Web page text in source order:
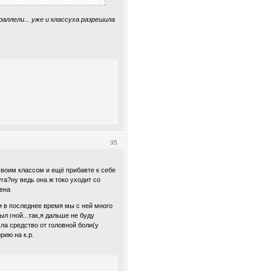
уже и классуха разрешила
35
классом и ещё прибавте к себе
ведь она ж токо уходит со
в последнее время мы с ней много
гной...так,я дальше не буду
средство от головной боли(у
на к.р.